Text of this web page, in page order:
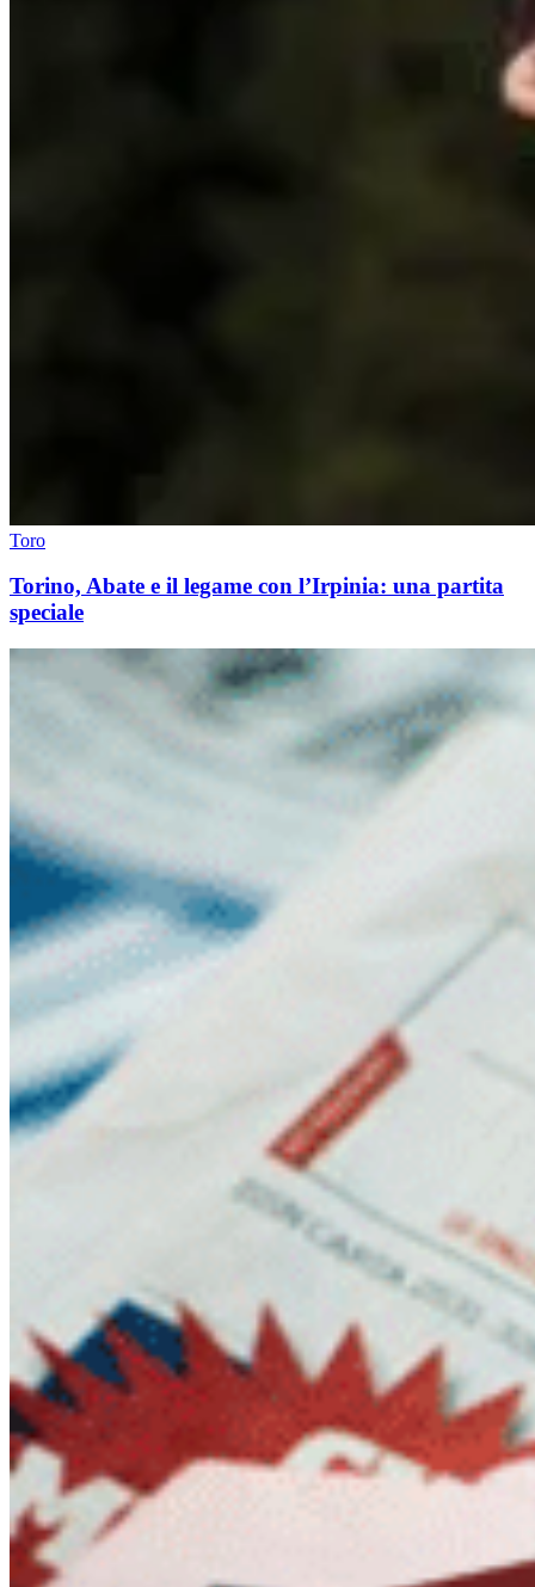
Toro
Torino, Abate e il legame con l’Irpinia: una partita
speciale